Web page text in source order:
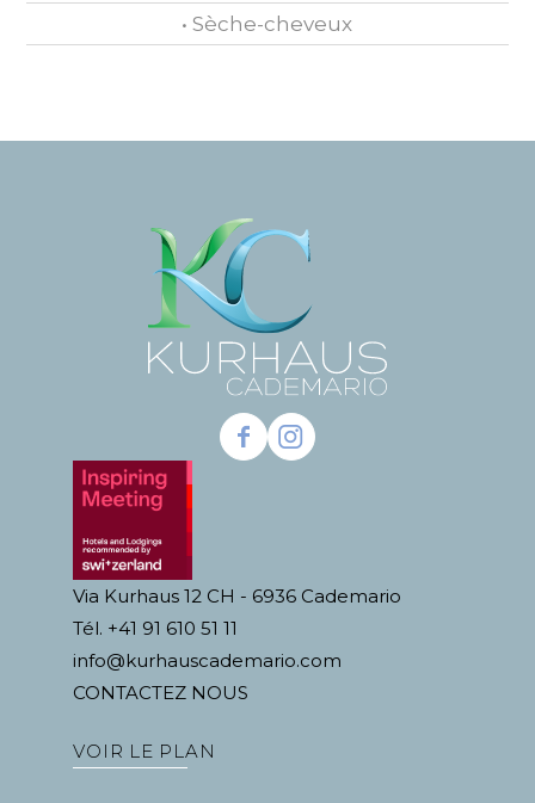
• Sèche-cheveux
Via Kurhaus 12 CH - 6936 Cademario
Tél. +41 91 610 51 11
info@kurhauscademario.com
CONTACTEZ NOUS
VOIR LE PLAN